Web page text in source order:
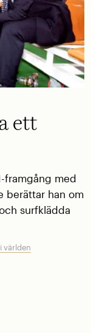
ett
framgång med
berättar han om
surfklädda
världen